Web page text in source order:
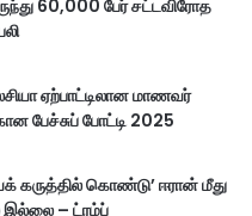
60,000 பேர் சட்டவிரோத
ஏற்பாட்டிலான மாணவர்
பேச்சுப் போட்டி 2025
கருத்தில் கொண்டு’ ஈரான் மீது
இல்லை – ட்ரம்ப்